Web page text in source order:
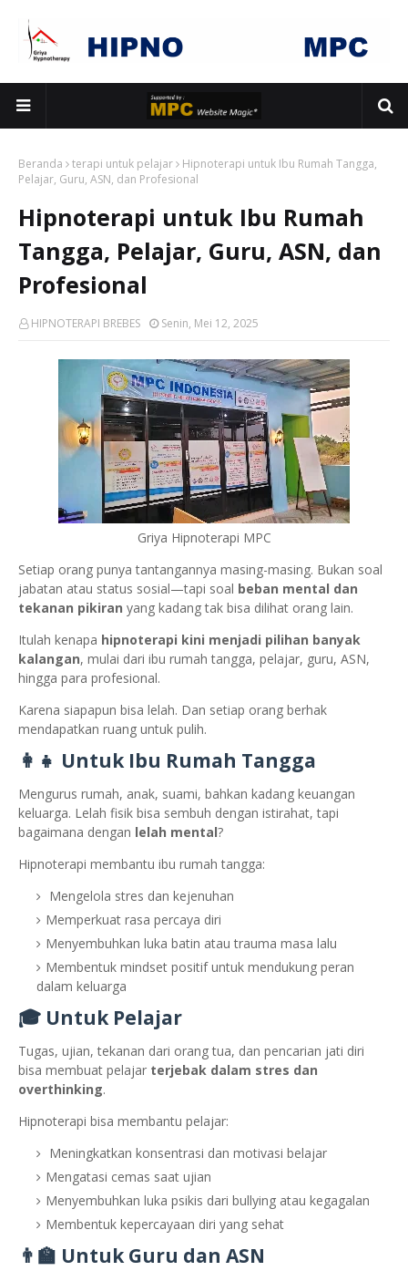
Beranda terapi untuk pelajar
Hipnoterapi untuk Ibu Rumah Tangga,
Pelajar, Guru, ASN, dan Profesional
Hipnoterapi untuk Ibu Rumah
Tangga, Pelajar, Guru, ASN, dan
Profesional
HIPNOTERAPI BREBES Senin, Mei 12, 2025
Griya Hipnoterapi MPC
Setiap orang punya tantangannya masing-masing. Bukan soal
jabatan atau status sosial—tapi soal beban mental dan
tekanan pikiran yang kadang tak bisa dilihat orang lain.
Itulah kenapa hipnoterapi kini menjadi pilihan banyak
kalangan, mulai dari ibu rumah tangga, pelajar, guru, ASN,
hingga para profesional.
Karena siapapun bisa lelah. Dan setiap orang berhak
mendapatkan ruang untuk pulih.
👩‍👧 Untuk Ibu Rumah Tangga
Mengurus rumah, anak, suami, bahkan kadang keuangan
keluarga. Lelah fisik bisa sembuh dengan istirahat, tapi
bagaimana dengan lelah mental?
Hipnoterapi membantu ibu rumah tangga:
Mengelola stres dan kejenuhan
Memperkuat rasa percaya diri
Menyembuhkan luka batin atau trauma masa lalu
Membentuk mindset positif untuk mendukung peran
dalam keluarga
🎓 Untuk Pelajar
Tugas, ujian, tekanan dari orang tua, dan pencarian jati diri
bisa membuat pelajar terjebak dalam stres dan
overthinking.
Hipnoterapi bisa membantu pelajar:
Meningkatkan konsentrasi dan motivasi belajar
Mengatasi cemas saat ujian
Menyembuhkan luka psikis dari bullying atau kegagalan
Membentuk kepercayaan diri yang sehat
👨‍🏫 Untuk Guru dan ASN